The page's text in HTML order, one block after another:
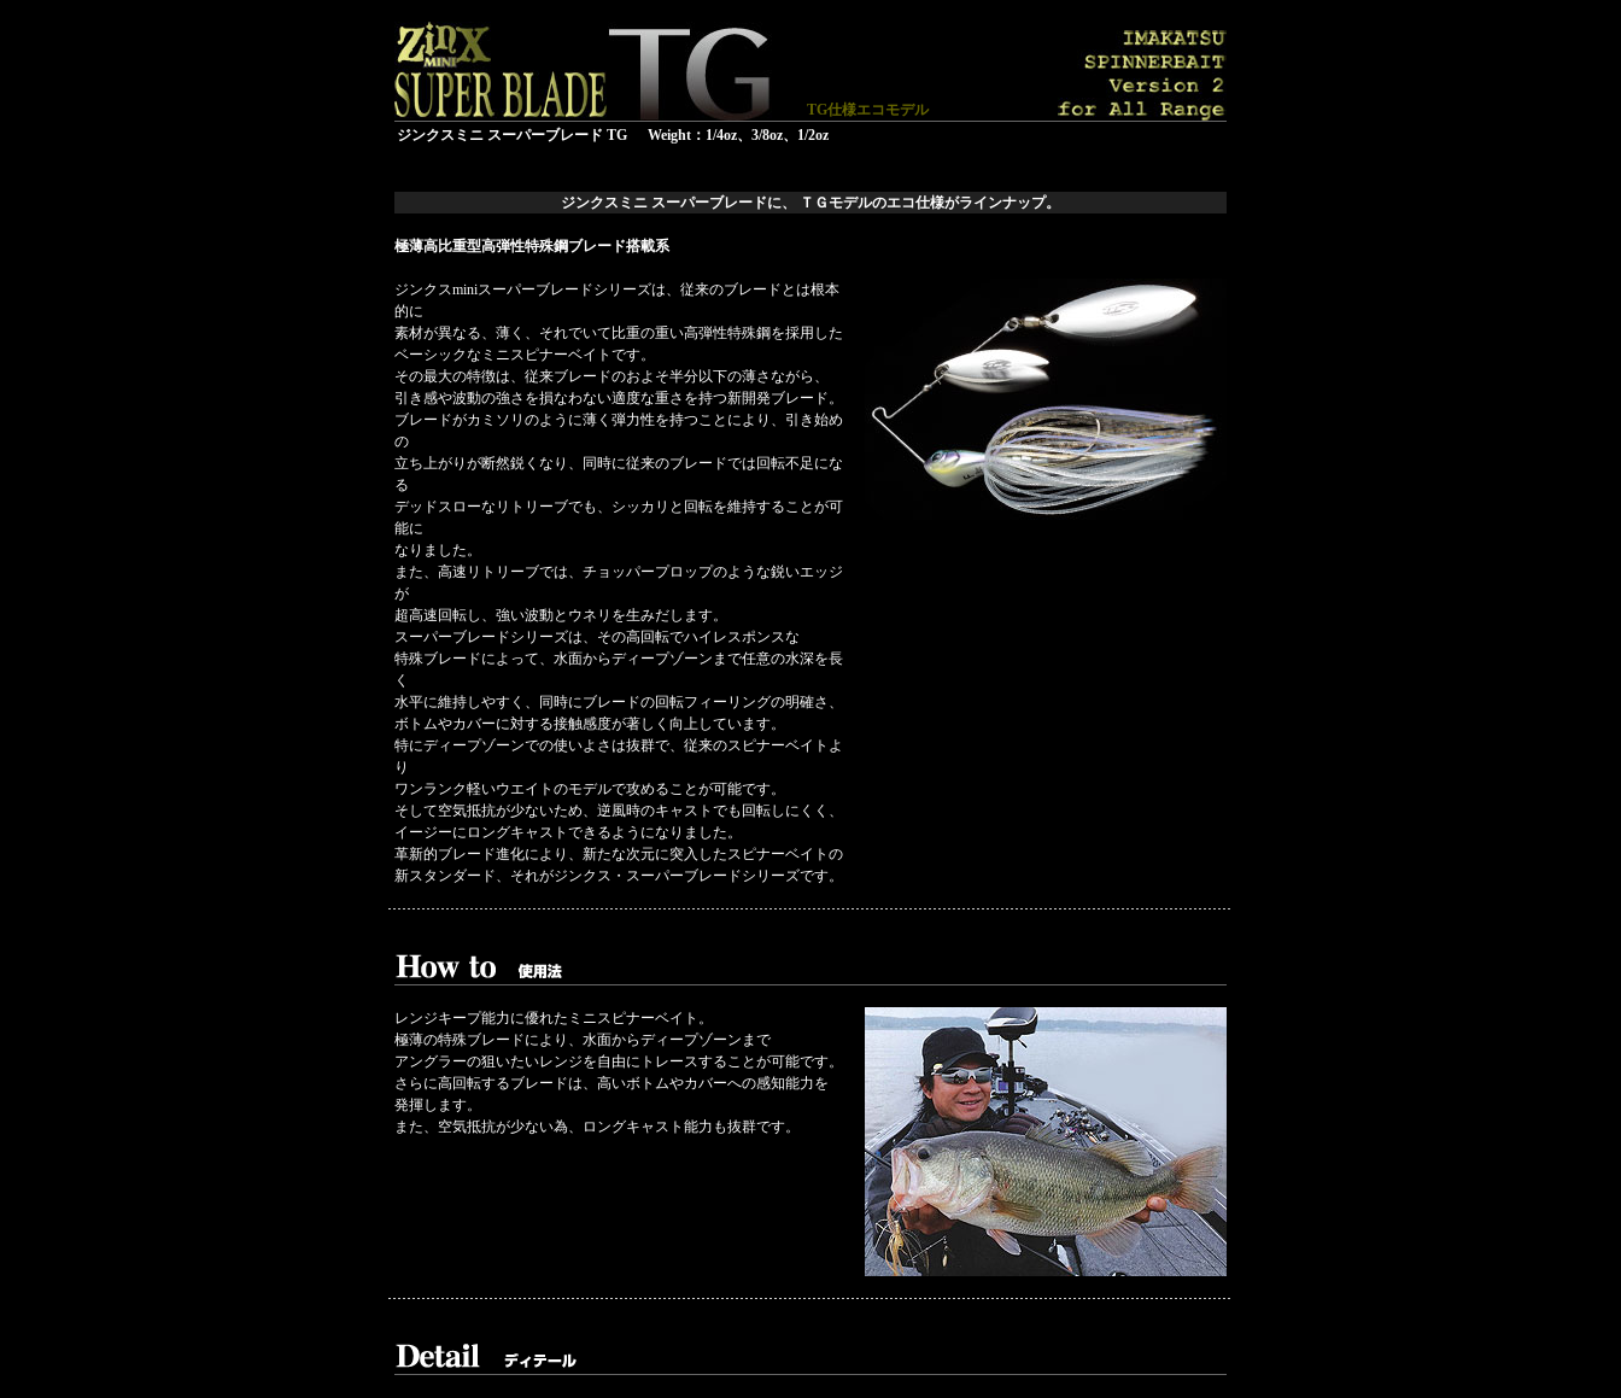
TG仕様エコモデル
ジンクスミニ スーパーブレード TG
Weight：1/4oz、3/8oz、1/2oz
ジンクスミニ スーパーブレードに、 ＴＧモデルのエコ仕様がラインナップ。
極薄高比重型高弾性特殊鋼ブレード搭載系
ジンクスminiスーパーブレードシリーズは、従来のブレードとは根本
的に
素材が異なる、薄く、それでいて比重の重い高弾性特殊鋼を採用した
ベーシックなミニスピナーベイトです。
その最大の特徴は、従来ブレードのおよそ半分以下の薄さながら、
引き感や波動の強さを損なわない適度な重さを持つ新開発ブレード。
ブレードがカミソリのように薄く弾力性を持つことにより、引き始め
の
立ち上がりが断然鋭くなり、同時に従来のブレードでは回転不足にな
る
デッドスローなリトリーブでも、シッカリと回転を維持することが可
能に
なりました。
また、高速リトリーブでは、チョッパープロップのような鋭いエッジ
が
超高速回転し、強い波動とウネリを生みだします。
スーパーブレードシリーズは、その高回転でハイレスポンスな
特殊ブレードによって、水面からディープゾーンまで任意の水深を長
く
水平に維持しやすく、同時にブレードの回転フィーリングの明確さ、
ボトムやカバーに対する接触感度が著しく向上しています。
特にディープゾーンでの使いよさは抜群で、従来のスピナーベイトよ
り
ワンランク軽いウエイトのモデルで攻めることが可能です。
そして空気抵抗が少ないため、逆風時のキャストでも回転しにくく、
イージーにロングキャストできるようになりました。
革新的ブレード進化により、新たな次元に突入したスピナーベイトの
新スタンダード、それがジンクス・スーパーブレードシリーズです。
レンジキープ能力に優れたミニスピナーベイト。
極薄の特殊ブレードにより、水面からディープゾーンまで
アングラーの狙いたいレンジを自由にトレースすることが可能です。
さらに高回転するブレードは、高いボトムやカバーへの感知能力を
発揮します。
また、空気抵抗が少ない為、ロングキャスト能力も抜群です。